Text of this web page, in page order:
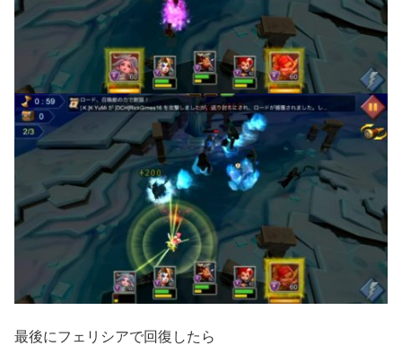
最後にフェリシアで回復したら